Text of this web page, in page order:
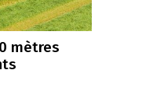
mètres